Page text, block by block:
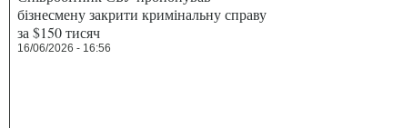
бізнесмену закрити кримінальну справу
за $150 тисяч
16/06/2026 - 16:56